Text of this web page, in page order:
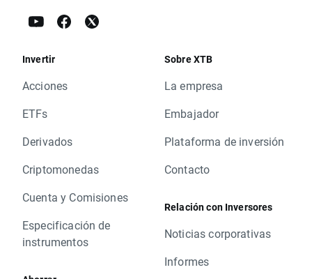
Invertir
Acciones
ETFs
Derivados
Criptomonedas
Cuenta y Comisiones
Especificación de
instrumentos
Sobre XTB
La empresa
Embajador
Plataforma de inversión
Contacto
Relación con Inversores
Noticias corporativas
Informes